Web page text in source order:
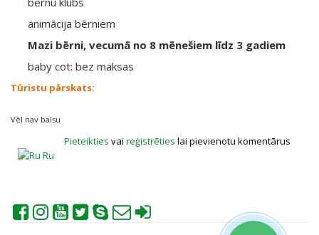
animācija bērniem
Mazi bērni, vecumā no 8 mēnešiem līdz 3 gadiem
baby cot: bez maksas
Tūristu pārskats:
Vēl nav balsu
Pieteikties vai reģistrēties lai pievienotu komentārus
Ru